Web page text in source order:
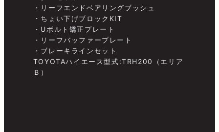
・リーフエンドベアリングブッシュ
・ちょい下げブロックKIT
・Uボルト矯正プレート
・リーフバッファープレート
・ブレーキラインセット
TOYOTAハイエース型式:TRH200（エリア
Ｂ）